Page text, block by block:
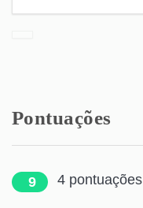
Pontuações
9 4 pontuações